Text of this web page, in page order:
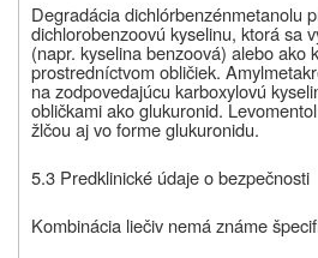
Degradáciadichlórbenzénmetanolu
dichlorobenzoovú kyselinu, ktorá sa
(napr. kyselina benzoová) alebo ako
prostredníctvom obličiek.
na zodpovedajúcu karboxylovú
obličkami ako glukuronid.
žlčou aj vo forme glukuronidu.
5.3 Predklinické údaje o bezpečnosti
Kombinácia liečiv nemá známe